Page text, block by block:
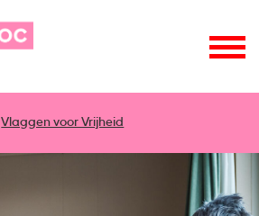
Vlaggen voor Vrijheid